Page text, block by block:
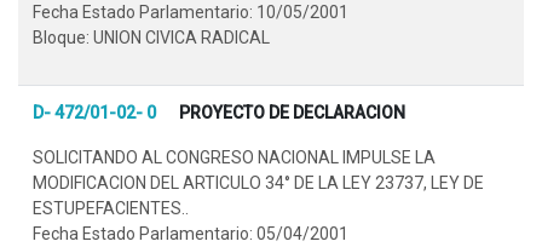
Fecha Estado Parlamentario: 10/05/2001
Bloque: UNION CIVICA RADICAL
D- 472/01-02- 0 PROYECTO DE DECLARACION
SOLICITANDO AL CONGRESO NACIONAL IMPULSE LA
MODIFICACION DEL ARTICULO 34° DE LA LEY 23737, LEY DE
ESTUPEFACIENTES..
Fecha Estado Parlamentario: 05/04/2001